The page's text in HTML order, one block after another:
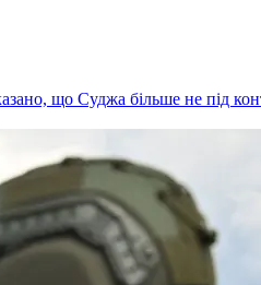
що Суджа більше не під